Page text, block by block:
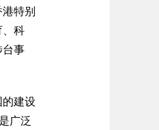
特别
科
事
建设
广泛